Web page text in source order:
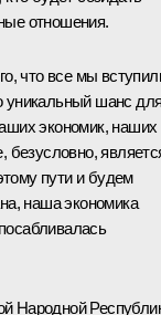
отношения.
что все мы
уникальный шанс
экономик, наших
безусловно,
пути и будем
наша экономика
Народной